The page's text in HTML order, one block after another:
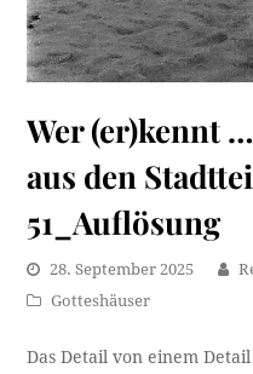
Wer (er)kennt
aus den
51_Auflösung
28. September 2025
Gotteshäuser
Das Detail von einem